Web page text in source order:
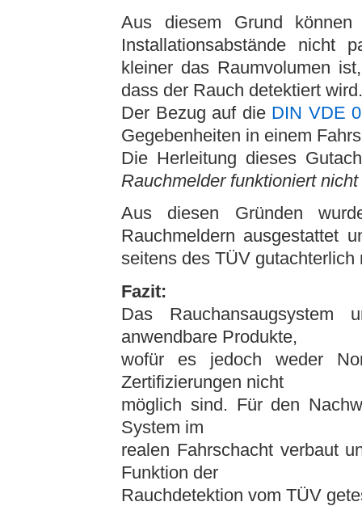
Aus diesem Grund
Installationsabstände nicht
kleiner das Raumvolumen
dass der Rauch detektiert wird.
Der Bezug auf die DIN VDE
Gegebenheiten in einem
Die Herleitung dieses
Rauchmelder funktioniert
Aus diesen Gründen
Rauchmeldern ausgestattet
seitens des TÜV gutachterlich
Fazit:
Das
anwendbare Produkte,
wofür es jedoch weder
Zertifizierungen nicht
möglich sind. Für den
System im
realen Fahrschacht verbaut
Funktion der
Rauchdetektion vom TÜV